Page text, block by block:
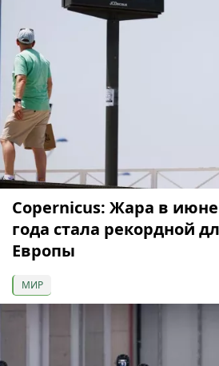
Copernicus: Жара в
года стала рекордной
Европы
МИР